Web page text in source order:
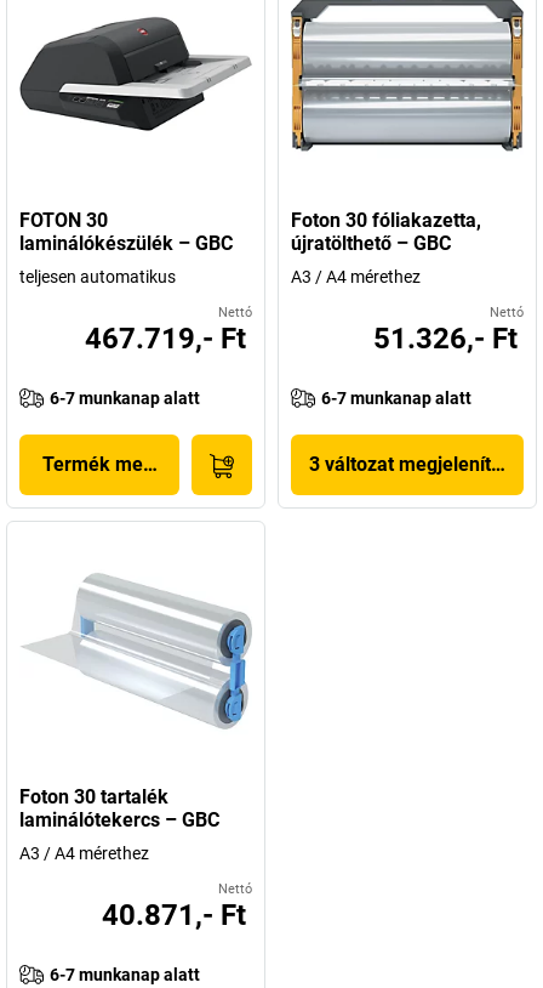
FOTON 30
laminálókészülék – GBC
teljesen automatikus
Nettó
467.719,- Ft
6-7 munkanap alatt
Termék megjelenítése
Foton 30 fóliakazetta,
újratölthető – GBC
A3 / A4 mérethez
Nettó
51.326,- Ft
6-7 munkanap alatt
3 változat megjelenítése
Foton 30 tartalék
laminálótekercs – GBC
A3 / A4 mérethez
Nettó
40.871,- Ft
6-7 munkanap alatt